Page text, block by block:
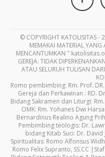
© COPYRIGHT KATOLISITAS -
MEMAKAI MATERIAL
MENCANTUMKAN "
GEREJA. TIDAK
ATAU SELURUH TULISAN
Romo pembimbing: Rm. Prof.
Gereja dan Perkawinan : RD.
Bidang Sakramen dan Liturgi:
OMK: Rm. Yohanes Dwi
Bernardinus Realino Agung
Pembimbing teologis: Dr.
bidang Kitab Suci: Dr.
Spiritualitas: Romo Alfonsus
Romo Felix Supranto, SS.CC